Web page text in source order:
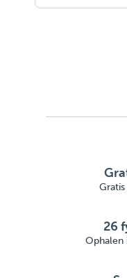
26
Ophalen